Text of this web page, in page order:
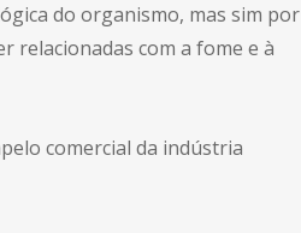
do organismo, mas sim por
relacionadas com a fome e à
comercial da indústria